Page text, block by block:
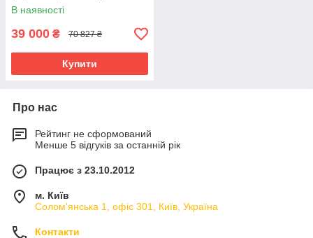
В наявності
39 000 ₴ 70 827 ₴
Купити
Про нас
Рейтинг не сформований
Менше 5 відгуків за останній рік
Працює з 23.10.2012
м. Київ
Солом'янська 1, офіс 301, Київ, Україна
Контакти